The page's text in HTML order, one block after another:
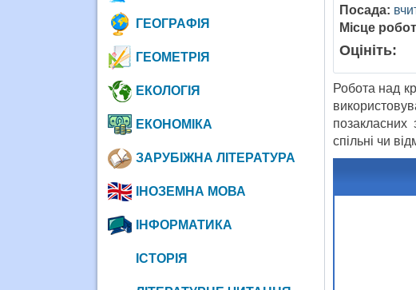
Посада:
Місце
Оцініть:
Робота над
спільні чи
ГЕОГРАФІЯ
ГЕОМЕТРІЯ
ЕКОЛОГІЯ
ЕКОНОМІКА
ЗАРУБІЖНА ЛІТЕРАТУРА
ІНОЗЕМНА МОВА
ІНФОРМАТИКА
ІСТОРІЯ